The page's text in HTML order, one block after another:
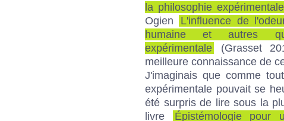
la philosophie expérimentale
Ogien
L'influence de
humaine et autres
expérimentale
(Grasset
meilleure connaissance de
J'imaginais que comme
expérimentale pouvait se
été surpris de lire sous la
livre
Épistémologie pour